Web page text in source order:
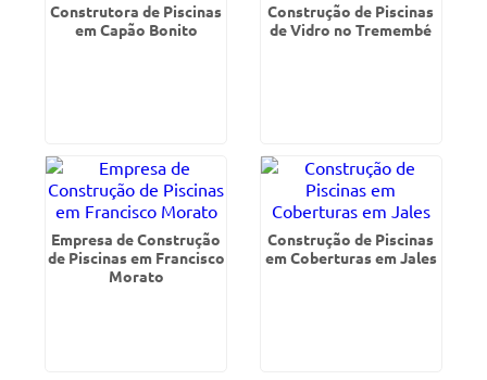
Construtora de Piscinas
em Capão Bonito
Construção de Piscinas
de Vidro no Tremembé
Empresa de Construção
de Piscinas em Francisco
Morato
Construção de Piscinas
em Coberturas em Jales